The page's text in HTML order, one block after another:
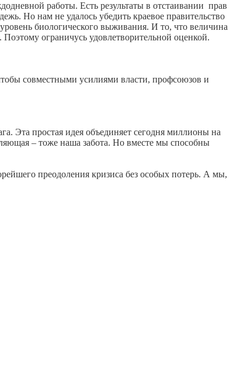
работы. Есть результаты в отстаивании прав
Но нам не удалось убедить краевое правительство
биологического выживания. И то, что величина
ограничусь удовлетворительной оценкой.
совместными усилиями власти, профсоюзов и
Эта простая идея объединяет сегодня миллионы на
– тоже наша забота. Но вместе мы способны
преодоления кризиса без особых потерь. А мы,